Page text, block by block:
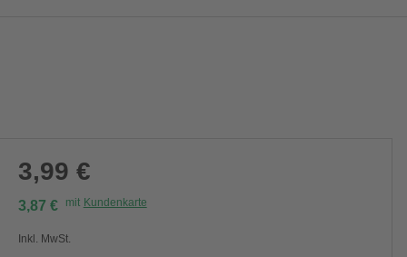
3,99 €
3,87 € mit Kundenkarte
Inkl. MwSt.